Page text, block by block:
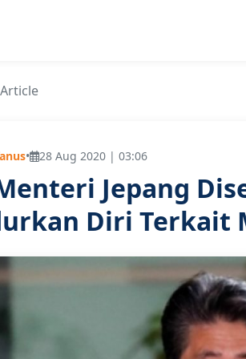
Article
• 28 Aug 2020 | 03:06
Jepang
Diri Terkait